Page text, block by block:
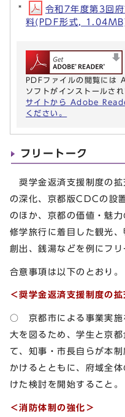
令和7年度第3回
料(PDF形式,
PDFファイルの閲覧には
ソフトがインストールさ
サイトから Adobe
ください。
フリートーク
奨学金返済支援制度の拡
の深化、京都版CDCの設
のほか、京都の価値・魅
修学旅行に着目した観光
創出、銭湯などを例にフリ
合意事項は以下のとおり。
＜奨学金返済支援制度の拡
○ 京都市による事業実施
大を図るため、学生と京
て、知事・市長自らが本
かけるとともに、府域全
けた検討を開始すること。
＜消防体制の強化＞